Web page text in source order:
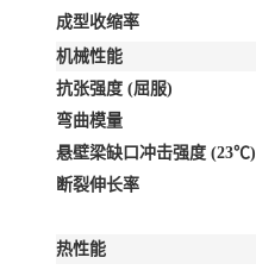
成型收缩率
机械性能
抗张强度 (屈服)
弯曲模量
悬壁梁缺口冲击强度 (23℃)
断裂伸长率
热性能